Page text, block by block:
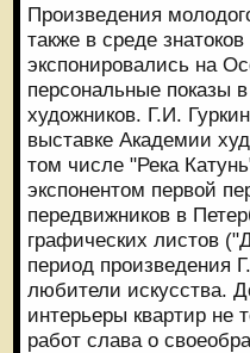
Произведения
также в среде
экспонировались на
персональные показы
художников. Г.И.
выставке Академии
том числе "Река
экспонентом первой
передвижников в
графических листов
период произведения
любители искусства.
интерьеры квартир не
работ слава о